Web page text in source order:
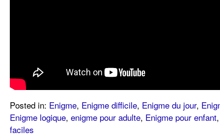
Posted in: Enigme, Enigme difficile, Enigme du jour,
Enigme logique, enigme pour adulte, Enigme pour enfant
faciles